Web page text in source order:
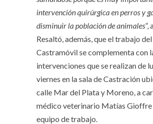
intervención quirúrgica en perros y
disminuir la población de animales”,
Resaltó, además, que el trabajo del
Castramóvil se complementa con
intervenciones que se realizan de
viernes en la sala de Castración
calle Mar del Plata y Moreno, a
médico veterinario Matías Gioffre
equipo de trabajo.